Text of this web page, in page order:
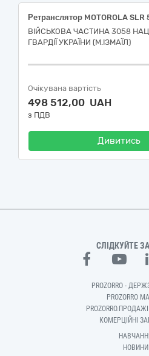
ВІЙСЬКОВА ЧАСТИНА 3058
ГВАРДІЇ УКРАЇНИ (М.ІЗМАЇЛ)
Очікувана вартість
498 512,00 UAH
з ПДВ
Дивитись
СЛІДКУЙТЕ
PROZORRO -
PROZORRO
КОМЕРЦІЙНІ
НОВИНИ